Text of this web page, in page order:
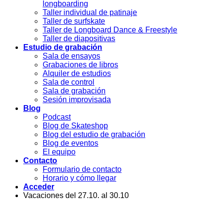
longboarding
Taller individual de patinaje
Taller de surfskate
Taller de Longboard Dance & Freestyle
Taller de diapositivas
Estudio de grabación
Sala de ensayos
Grabaciones de libros
Alquiler de estudios
Sala de control
Sala de grabación
Sesión improvisada
Blog
Podcast
Blog de Skateshop
Blog del estudio de grabación
Blog de eventos
El equipo
Contacto
Formulario de contacto
Horario y cómo llegar
Acceder
Vacaciones del 27.10. al 30.10